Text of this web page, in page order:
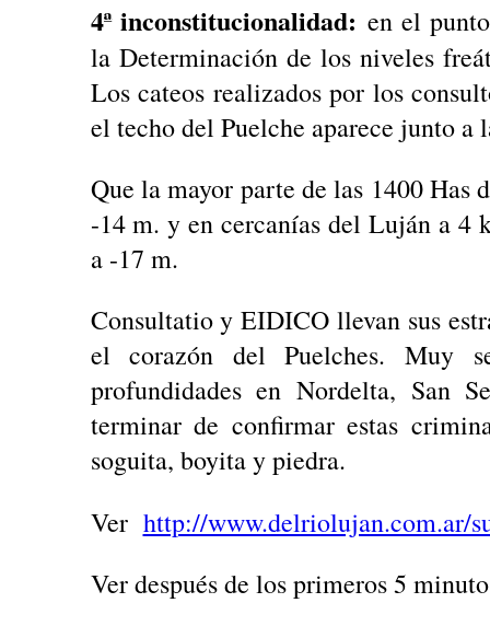
4ª inconstitucionalidad: en el
la Determinación de los niveles
Los cateos realizados por los
el techo del Puelche aparece junto a
Que la mayor parte de las 1400 Has
-14 m. y en cercanías del Luján a 4
a -17 m.
Consultatio y EIDICO llevan sus
el corazón del Puelches. Muy
profundidades en Nordelta, San
terminar de confirmar estas
soguita, boyita y piedra.
Ver http://www.delriolujan.com.ar/
Ver después de los primeros 5